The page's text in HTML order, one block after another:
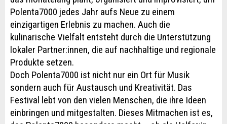
Polenta7000 jedes Jahr aufs Neue zu einem
einzigartigen Erlebnis zu machen. Auch die
kulinarische Vielfalt entsteht durch die Unterstützung
lokaler Partner:innen, die auf nachhaltige und regionale
Produkte setzen.
Doch Polenta7000 ist nicht nur ein Ort für Musik
sondern auch für Austausch und Kreativität. Das
Festival lebt von den vielen Menschen, die ihre Ideen
einbringen und mitgestalten. Dieses Mitmachen ist es,